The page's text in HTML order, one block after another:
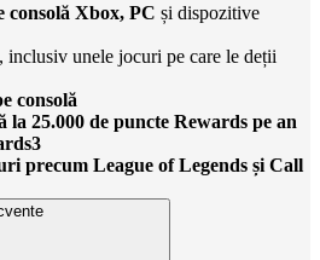
consolă Xbox, PC și dispozitive
, inclusiv unele jocuri pe care le deții
consolă
la 25.000 de puncte Rewards pe an
precum League of Legends și Call